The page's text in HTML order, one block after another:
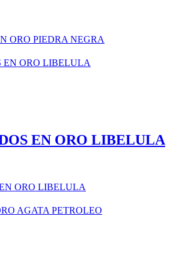
ORO PIEDRA NEGRA
EN ORO LIBELULA
ORO LIBELULA